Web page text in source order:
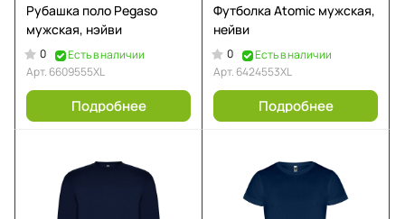
Рубашка поло Pegaso
мужская, нэйви
0
Есть в наличии
Арт. 6609555XL
Подробнее
Футболка Atomic мужская,
нейви
0
Есть в наличии
Арт. 6424553XL
Подробнее